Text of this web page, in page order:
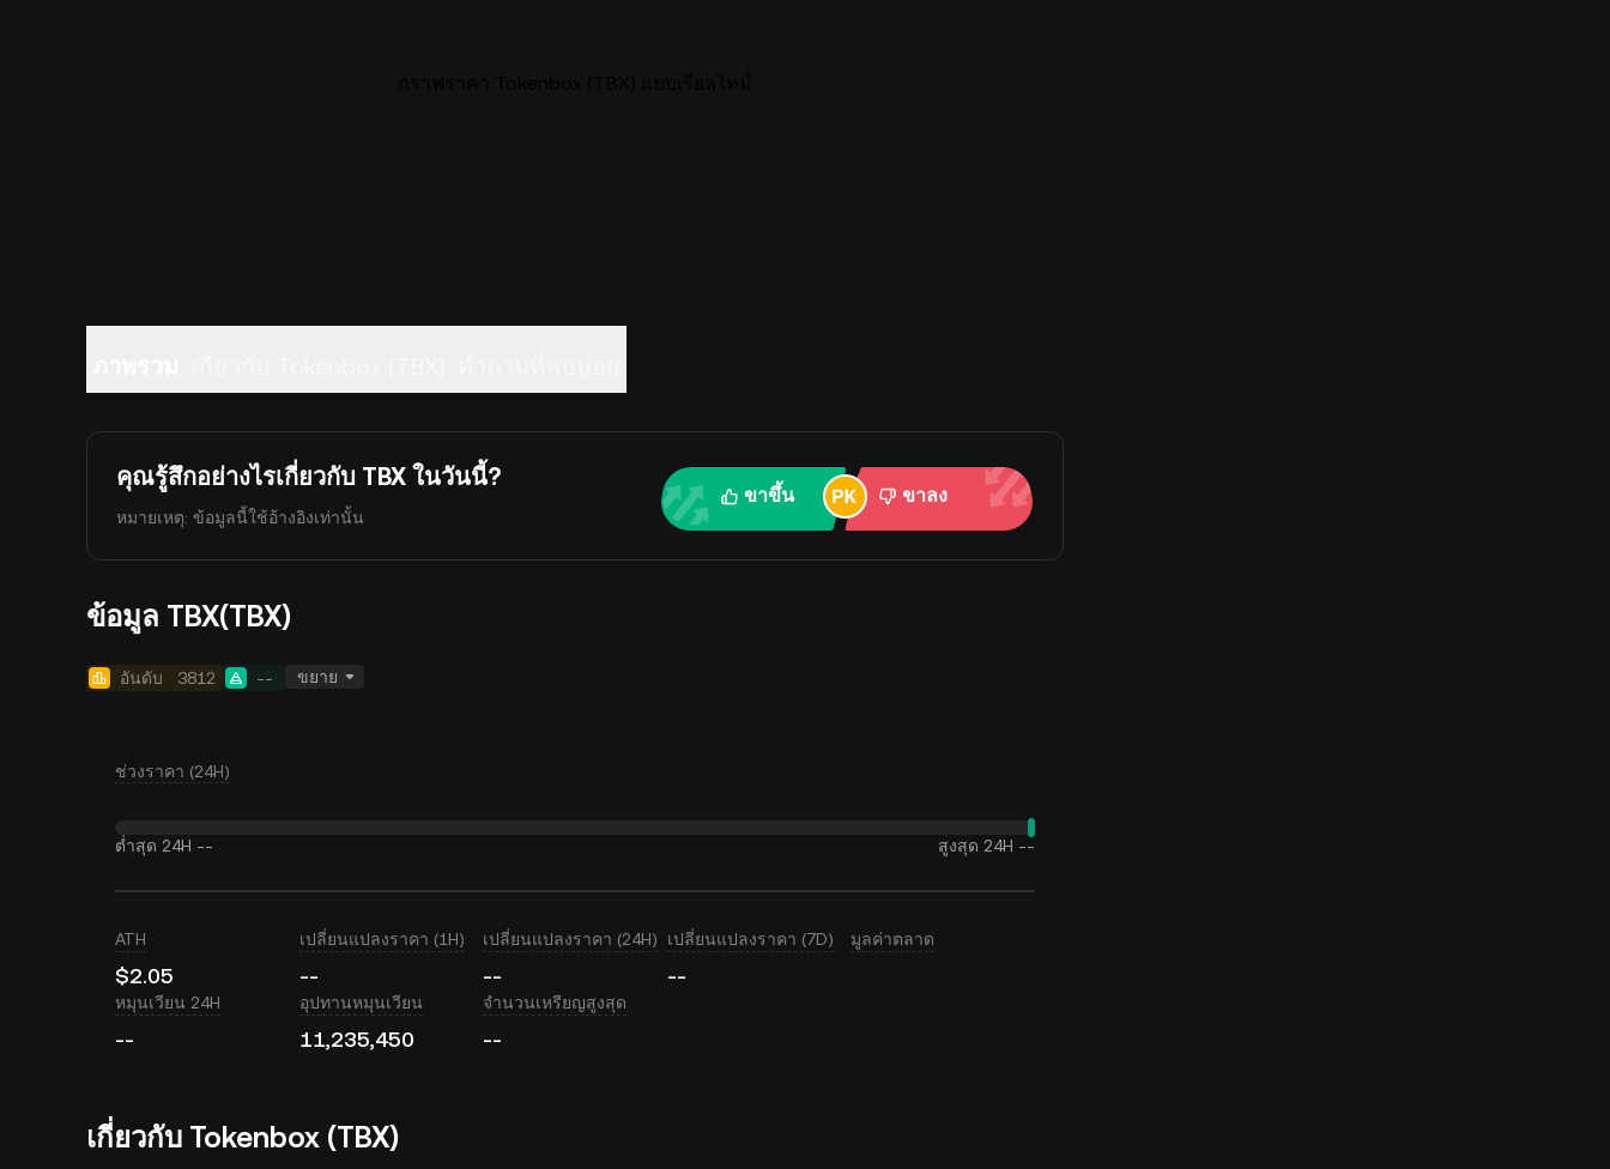
คุณรู้สึกอย่างไรเกี่ยวกับ TBX ในวันนี้?
หมายเหตุ: ข้อมูลนี้ใช้อ้างอิงเท่านั้น
ขาขึ้น ขาลง
ข้อมูล TBX(TBX)
อันดับ 3812 -- ขยาย
ช่วงราคา (24H)
ต่ำสุด 24H -- สูงสุด 24H --
ATH
$2.05
เปลี่ยนแปลงราคา (1H)
--
เปลี่ยนแปลงราคา (24H)
--
เปลี่ยนแปลงราคา (7D)
--
มูลค่าตลาด
หมุนเวียน 24H
--
อุปทานหมุนเวียน
11,235,450
จำนวนเหรียญสูงสุด
--
เกี่ยวกับ Tokenbox (TBX)